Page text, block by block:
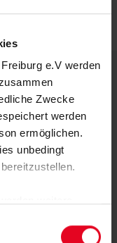
e.V werden
Zwecke
werden
ermöglichen.
unbedingt
oder